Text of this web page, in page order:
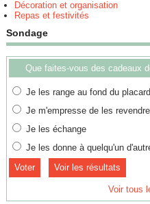
Décoration et organisation
Repas et festivités
Sondage
Que faites-vous des cadeaux
Je les range au fond du placard
Je m'empresse de les revendre
Je les échange
Je les donne à quelqu'un
Voir les résultats
Voir tous